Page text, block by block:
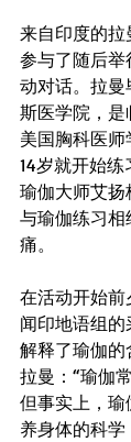
来自印度的拉
参与了随后举
动对话。拉
斯医学院，是
美国胸科医师
14岁就开始
瑜伽大师艾
与瑜伽练习
痛。
在活动开始
闻印地语组
解释了瑜伽的
拉曼：“瑜伽
但事实上，
养身体的科学